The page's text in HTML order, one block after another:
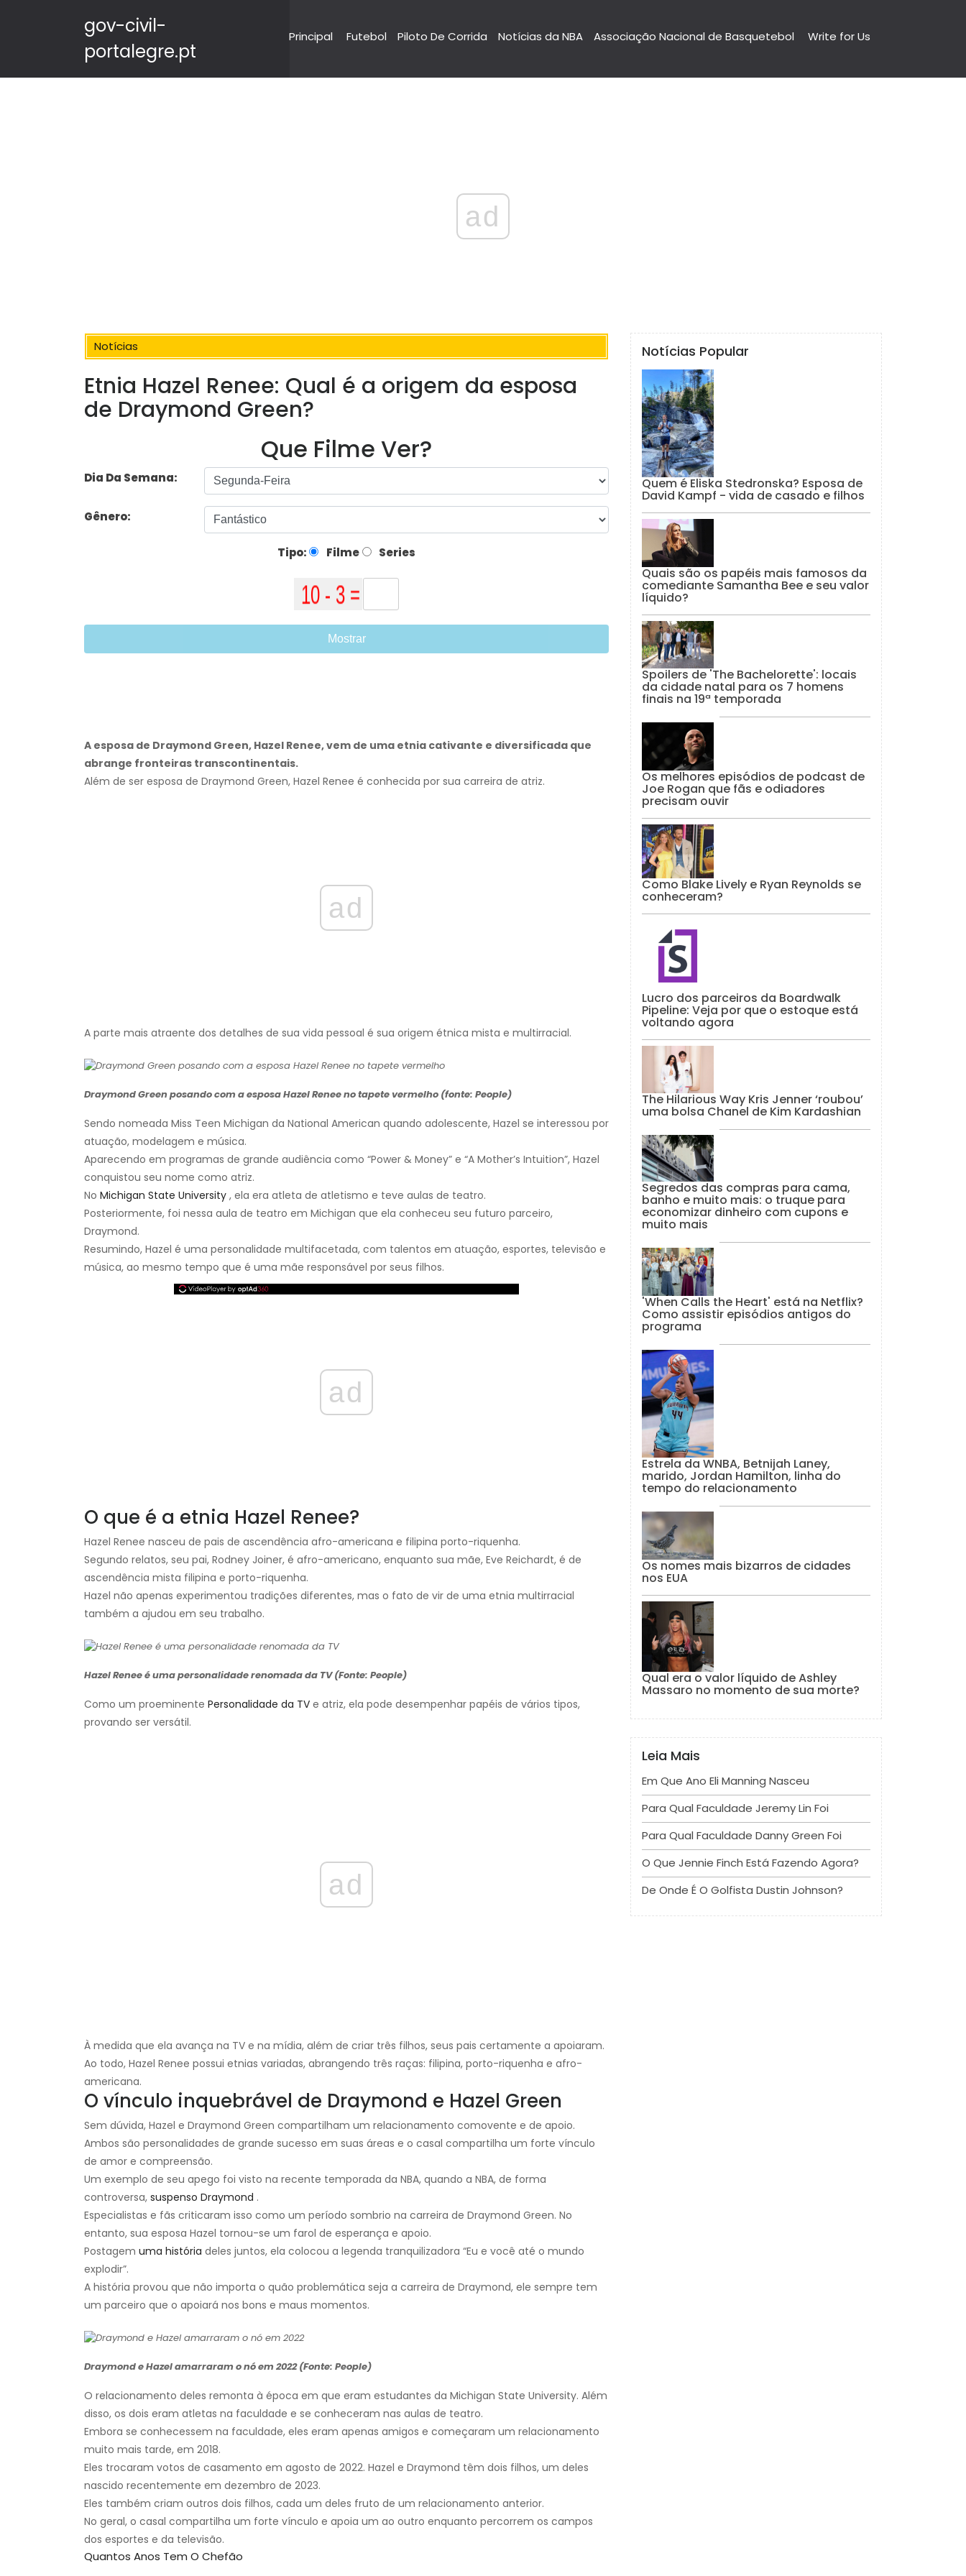
gov-civil-
portalegre.pt
Principal Futebol Piloto De Corrida Notícias da NBA Associação Nacional de Basquetebol Write for Us
ad
Notícias
Etnia Hazel Renee: Qual é a origem da esposa
de Draymond Green?
Que Filme Ver?
Dia Da Semana:
Gênero:
Tipo: Filme Series
Mostrar
A esposa de Draymond Green, Hazel Renee, vem de uma etnia cativante e diversificada que
abrange fronteiras transcontinentais.
Além de ser esposa de Draymond Green, Hazel Renee é conhecida por sua carreira de atriz.
ad
A parte mais atraente dos detalhes de sua vida pessoal é sua origem étnica mista e multirracial.
Draymond Green posando com a esposa Hazel Renee no tapete vermelho (fonte: People)
Sendo nomeada Miss Teen Michigan da National American quando adolescente, Hazel se interessou por
atuação, modelagem e música.
Aparecendo em programas de grande audiência como “Power & Money” e “A Mother’s Intuition”, Hazel
conquistou seu nome como atriz.
No Michigan State University , ela era atleta de atletismo e teve aulas de teatro.
Posteriormente, foi nessa aula de teatro em Michigan que ela conheceu seu futuro parceiro,
Draymond.
Resumindo, Hazel é uma personalidade multifacetada, com talentos em atuação, esportes, televisão e
música, ao mesmo tempo que é uma mãe responsável por seus filhos.
ad
O que é a etnia Hazel Renee?
Hazel Renee nasceu de pais de ascendência afro-americana e filipina porto-riquenha.
Segundo relatos, seu pai, Rodney Joiner, é afro-americano, enquanto sua mãe, Eve Reichardt, é de
ascendência mista filipina e porto-riquenha.
Hazel não apenas experimentou tradições diferentes, mas o fato de vir de uma etnia multirracial
também a ajudou em seu trabalho.
Hazel Renee é uma personalidade renomada da TV (Fonte: People)
Como um proeminente Personalidade da TV e atriz, ela pode desempenhar papéis de vários tipos,
provando ser versátil.
ad
À medida que ela avança na TV e na mídia, além de criar três filhos, seus pais certamente a apoiaram.
Ao todo, Hazel Renee possui etnias variadas, abrangendo três raças: filipina, porto-riquenha e afro-
americana.
O vínculo inquebrável de Draymond e Hazel Green
Sem dúvida, Hazel e Draymond Green compartilham um relacionamento comovente e de apoio.
Ambos são personalidades de grande sucesso em suas áreas e o casal compartilha um forte vínculo
de amor e compreensão.
Um exemplo de seu apego foi visto na recente temporada da NBA, quando a NBA, de forma
controversa, suspenso Draymond .
Especialistas e fãs criticaram isso como um período sombrio na carreira de Draymond Green. No
entanto, sua esposa Hazel tornou-se um farol de esperança e apoio.
Postagem uma história deles juntos, ela colocou a legenda tranquilizadora “Eu e você até o mundo
explodir”.
A história provou que não importa o quão problemática seja a carreira de Draymond, ele sempre tem
um parceiro que o apoiará nos bons e maus momentos.
Draymond e Hazel amarraram o nó em 2022 (Fonte: People)
O relacionamento deles remonta à época em que eram estudantes da Michigan State University. Além
disso, os dois eram atletas na faculdade e se conheceram nas aulas de teatro.
Embora se conhecessem na faculdade, eles eram apenas amigos e começaram um relacionamento
muito mais tarde, em 2018.
Eles trocaram votos de casamento em agosto de 2022. Hazel e Draymond têm dois filhos, um deles
nascido recentemente em dezembro de 2023.
Eles também criam outros dois filhos, cada um deles fruto de um relacionamento anterior.
No geral, o casal compartilha um forte vínculo e apoia um ao outro enquanto percorrem os campos
dos esportes e da televisão.
Quantos Anos Tem O Chefão
Notícias Popular
Quem é Eliska Stedronska? Esposa de
David Kampf - vida de casado e filhos
Quais são os papéis mais famosos da
comediante Samantha Bee e seu valor
líquido?
Spoilers de 'The Bachelorette': locais
da cidade natal para os 7 homens
finais na 19ª temporada
Os melhores episódios de podcast de
Joe Rogan que fãs e odiadores
precisam ouvir
Como Blake Lively e Ryan Reynolds se
conheceram?
Lucro dos parceiros da Boardwalk
Pipeline: Veja por que o estoque está
voltando agora
The Hilarious Way Kris Jenner ‘roubou’
uma bolsa Chanel de Kim Kardashian
Segredos das compras para cama,
banho e muito mais: o truque para
economizar dinheiro com cupons e
muito mais
'When Calls the Heart' está na Netflix?
Como assistir episódios antigos do
programa
Estrela da WNBA, Betnijah Laney,
marido, Jordan Hamilton, linha do
tempo do relacionamento
Os nomes mais bizarros de cidades
nos EUA
Qual era o valor líquido de Ashley
Massaro no momento de sua morte?
Leia Mais
Em Que Ano Eli Manning Nasceu
Para Qual Faculdade Jeremy Lin Foi
Para Qual Faculdade Danny Green Foi
O Que Jennie Finch Está Fazendo Agora?
De Onde É O Golfista Dustin Johnson?